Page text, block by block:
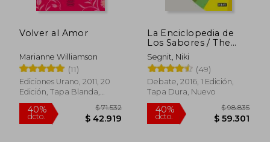
Rápido Rápido
Volver al Amor
Marianne Williamson
(11)
Ediciones Urano, 2011, 20
Edición, Tapa Blanda,
Nuevo
La Enciclopedia de
Los Sabores / The
Flavor Thesaurus:
Combinaciones,
Recetas E Ideas Para
El Cocinero Creativo
Segnit, Niki
(49)
Debate, 2016, 1 Edición,
Tapa Dura, Nuevo